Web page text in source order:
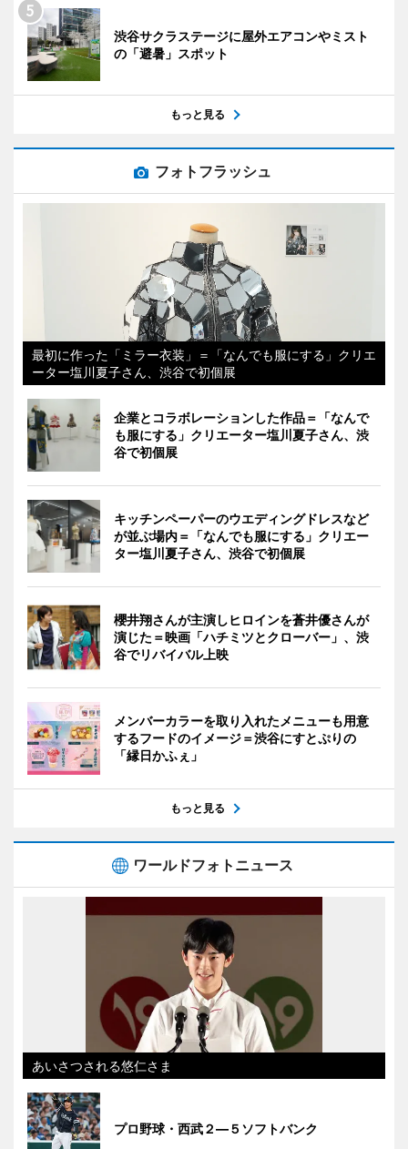
渋谷サクラステージに屋外エアコンやミスト
の「避暑」スポット
もっと見る
フォトフラッシュ
最初に作った「ミラー衣装」＝「なんでも服にする」クリエ
ーター塩川夏子さん、渋谷で初個展
企業とコラボレーションした作品＝「なんで
も服にする」クリエーター塩川夏子さん、渋
谷で初個展
キッチンペーパーのウエディングドレスなど
が並ぶ場内＝「なんでも服にする」クリエー
ター塩川夏子さん、渋谷で初個展
櫻井翔さんが主演しヒロインを蒼井優さんが
演じた＝映画「ハチミツとクローバー」、渋
谷でリバイバル上映
メンバーカラーを取り入れたメニューも用意
するフードのイメージ＝渋谷にすとぷりの
「縁日かふぇ」
もっと見る
ワールドフォトニュース
あいさつされる悠仁さま
プロ野球・西武２―５ソフトバンク